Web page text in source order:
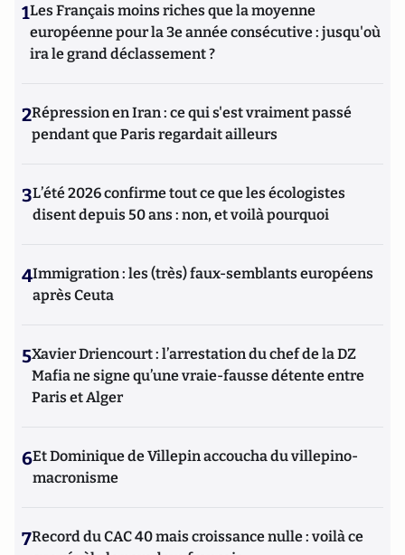
1Les Français moins riches que la moyenne
européenne pour la 3e année consécutive : jusqu'où
ira le grand déclassement ?
2Répression en Iran : ce qui s'est vraiment passé
pendant que Paris regardait ailleurs
3L’été 2026 confirme tout ce que les écologistes
disent depuis 50 ans : non, et voilà pourquoi
4Immigration : les (très) faux-semblants européens
après Ceuta
5Xavier Driencourt : l’arrestation du chef de la DZ
Mafia ne signe qu’une vraie-fausse détente entre
Paris et Alger
6Et Dominique de Villepin accoucha du villepino-
macronisme
7Record du CAC 40 mais croissance nulle : voilà ce